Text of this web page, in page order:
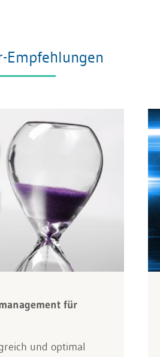
Empfehlungen
für
und optimal